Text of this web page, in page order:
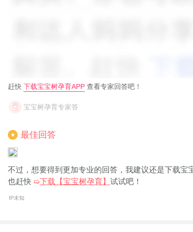
赶快 下载宝宝树孕育APP 查看专家回答吧！
宝宝树孕育专家答
★ 最佳回答
不过，想要得到更加专业的回答，我建议还是下载
也赶快 ➯下载【宝宝树孕育】 试试吧！
IP未知